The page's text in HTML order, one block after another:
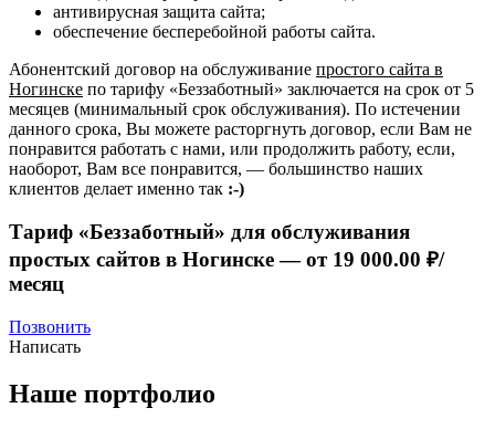
антивирусная защита сайта;
обеспечение бесперебойной работы сайта.
Абонентский договор на обслуживание простого сайта в
Ногинске по тарифу «Беззаботный» заключается на срок от 5
месяцев (минимальный срок обслуживания). По истечении
данного срока, Вы можете расторгнуть договор, если Вам не
понравится работать с нами, или продолжить работу, если,
наоборот, Вам все понравится, — большинство наших
клиентов делает именно так :-)
Тариф «Беззаботный» для обслуживания
простых сайтов в Ногинске —от 19 000.00 ₽/
месяц
Позвонить
Написать
Наше портфолио